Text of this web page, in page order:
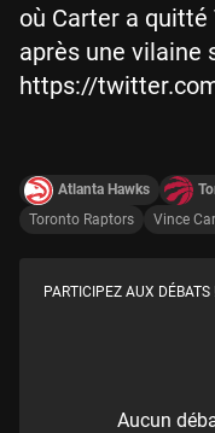
où Carter a
après une vilaine
https://
Atlanta Hawks
Toronto Raptors
Vince
PARTICIPEZ AUX DÉBATS !
Aucun